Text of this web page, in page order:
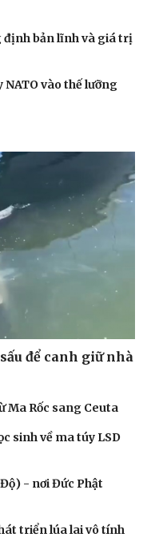
định bản lĩnh và giá trị
vào thế lưỡng
để canh giữ nhà
Ma Rốc sang Ceuta
sinh về ma túy LSD
- nơi Đức Phật
triển lúa lai vô tính